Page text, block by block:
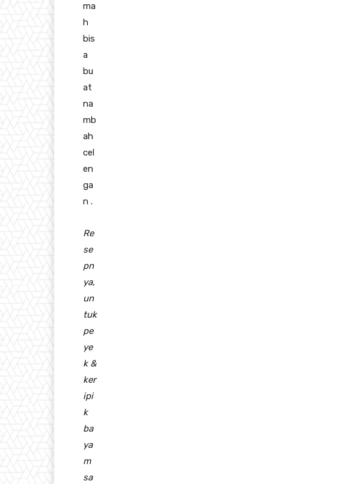
ma
h
bis
a
bu
at
na
mb
ah
cel
en
ga
n .
Re
se
pn
ya,
un
tuk
pe
ye
k &
ker
ipi
k
ba
ya
m
sa